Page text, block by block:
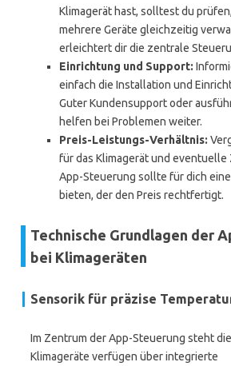
Klimagerät hast, solltest du
mehrere Geräte gleichzeitig
erleichtert dir die zentrale
Einrichtung und Support:
einfach die Installation und
Guter Kundensupport oder
helfen bei Problemen weiter.
Preis-Leistungs-Verhältnis:
für das Klimagerät und eventuelle
App-Steuerung sollte für dich
bieten, der den Preis rechtfertigt.
Technische Grundlagen der
bei Klimageräten
Sensorik für präzise
Im Zentrum der App-Steuerung steht
Klimageräte verfügen über integrierte